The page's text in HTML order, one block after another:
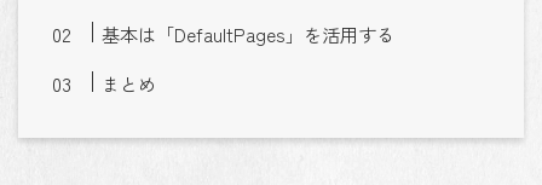
基本は「DefaultPages」を活用する
まとめ